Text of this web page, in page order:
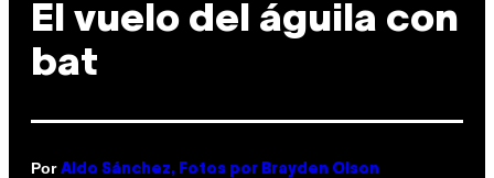
El vuelo del águila con
bat
Por Aldo Sánchez, Fotos por Brayden Olson